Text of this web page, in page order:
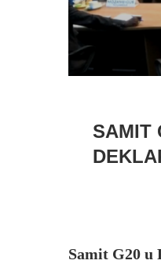
SAMIT
Samit G20 u